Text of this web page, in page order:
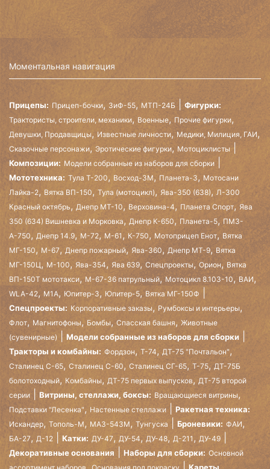
Моментальная навигация
Прицепы: Прицеп-бочки, ЗиФ-55, МТП-24Б Фигурки:
Трактористы, строители, механики, Военные, Прочие фигурки,
Девушки, Продавщицы, Известные личности,Медики, Милиция, ГАИ,
Сказочные персонажи, Эротические фигурки, Мотоциклисты
Композиции: Модели собранные из наборов для сборки
Мототехника: Тула Т-200, Восход-3М, Планета-3, Мотосани
Лайка-2, Вятка ВП-150, Тула (мотоцикл), Ява-350 (638), Л-300
Красный октябрь, Днепр МТ-10, Верховина-4, Планета Спорт, Ява
350 (634) Вишневка и Морковка, Днепр К-650, Планета-5,ПМЗ-
А-750, Днепр 14.9, М-72, М-61 , К-750, Мотоприцеп Енот, Вятка
МГ-150, М-67, Днепр пожарный, Ява-360, Днепр МТ-9, Вятка
МГ-150Ц, М-100, Ява-354, Ява 639, Спецпроекты,Орион, Вятка
ВП-150Т мототакси, М-67-36 патрульный, Мотоцикл 8.103-10, ВАИ,
WLA-42, М1А, Юпитер-3, Юпитер-5,Вятка МГ-150Ф
Спецпроекты: Корпоративные заказы, Румбоксы и интерьеры,
Флот, Магнитофоны, Бомбы,Спасская башня, Животные
(сувенирные)
Модели собранные из наборов для сборки
Тракторы и комбайны: Фордзон, Т-74, ДТ-75 "Почтальон",
Сталинец С-65, Сталинец С-60, Сталинец СГ-65, Т-75, ДТ-75Б
болотоходный, Комбайны, ДТ-75 первых выпусков, ДТ-75 второй
серии
Витрины, стеллажи, боксы: Вращающиеся витрины,
Подставки "Лесенка", Настенные стеллажи Ракетная техника:
Искандер, Тополь-М, МАЗ-543М, Тунгуска Броневики: ФАИ,
БА-27, Д-12 Катки: ДУ-47, ДУ-54, ДУ-48, Д-211 , ДУ-49
Декоративные основания Наборы для сборки: Основной
Кареты,